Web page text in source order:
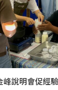
說明會促經